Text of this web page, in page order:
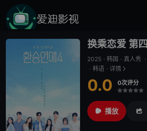
换乘恋爱 第
2025 · 韩国 · 真人秀 ·
· 韩语 · 详情
0.0 0次评分
很差
较差
还行推荐力荐
播放